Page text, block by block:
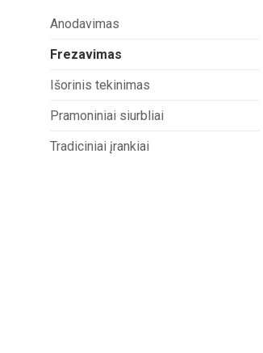
Anodavimas
Frezavimas
Išorinis tekinimas
Pramoniniai siurbliai
Tradiciniai įrankiai